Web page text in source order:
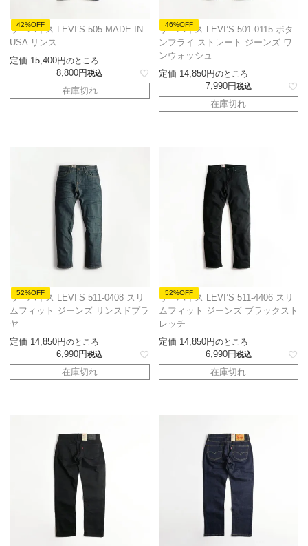
42%OFF
リーバイス LEVI’S 505 MADE IN
USA リンス
定価 15,400 のところ
8,800 税込
在庫切れ
46%OFF
リーバイス LEVI’S 501-0115 ボタ
ンフライ ストレート ジーンズ ワ
ンウォッシュ
定価 14,850 のところ
7,990 税込
在庫切れ
52%OFF
リーバイス LEVI’S 511-0408 スリ
ムフィット ジーンズ リンスドプラ
ヤ
定価 14,850 のところ
6,990 税込
在庫切れ
52%OFF
リーバイス LEVI’S 511-4406 スリ
ムフィット ジーンズ ブラックスト
レッチ
定価 14,850 のところ
6,990 税込
在庫切れ